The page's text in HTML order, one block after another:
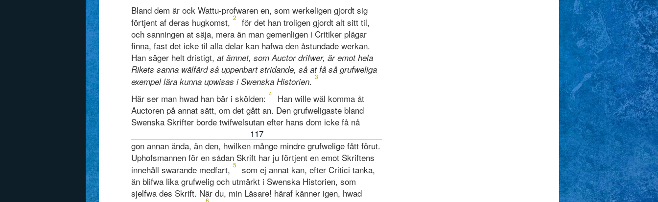
Bland dem är ock Wattu-profwaren en, som werkeligen gjordt sig
förtjent af deras hugkomst, 2
för det han troligen gjordt alt sitt til,
och sanningen at säja, mera än man gemenligen i Critiker plägar
finna, fast det icke til alla delar kan hafwa den åstundade werkan.
Han säger helt dristigt,at ämnet, som Auctor drifwer, är emot hela
Rikets sanna wälfärd så uppenbart stridande, så at få så grufweliga
exempel lära kunna upwisas i Swenska Historien. 3
Här ser man hwad han bär i skölden: 4
Han wille wäl komma åt
Auctoren på annat sätt, om det gått an. Den grufweligaste bland
Swenska Skrifter borde twifwelsutan efter hans dom icke få nå
117
gon annan ända, än den, hwilken månge mindre grufwelige fått förut.
Uphofsmannen för en sådan Skrift har ju förtjent en emot Skriftens
innehåll swarande medfart, 5
som ej annat kan, efter Critici tanka,
än blifwa lika grufwelig och utmärkt i Swenska Historien, som
sjelfwa des Skrift. När du, min Läsare! häraf känner igen, hwad
6